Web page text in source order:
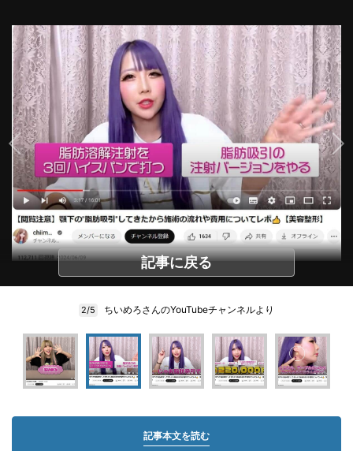
記事に戻る
2/5 ちいめろさんのYouTubeチャンネルより
記事本文を読む